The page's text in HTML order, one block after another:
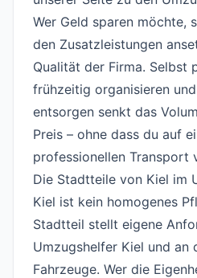
Wer Geld sparen möchte,
den Zusatzleistungen
Qualität der Firma. Selbst
frühzeitig organisieren
entsorgen senkt das
Preis – ohne dass du auf
professionellen Transport
Die Stadtteile von Kiel im
Kiel ist kein homogenes
Stadtteil stellt eigene
Umzugshelfer Kiel und an
Fahrzeuge. Wer die